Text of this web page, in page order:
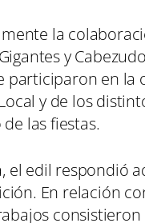
la
y
participaron en la
y de los
las fiestas.
el edil respondió
En relación